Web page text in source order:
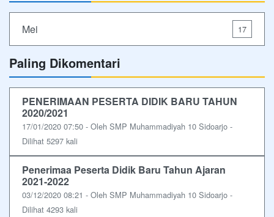
Mei 17
Paling Dikomentari
PENERIMAAN PESERTA DIDIK BARU TAHUN
2020/2021
17/01/2020 07:50 - Oleh SMP Muhammadiyah 10 Sidoarjo -
Dilihat 5297 kali
Penerimaa Peserta Didik Baru Tahun Ajaran
2021-2022
03/12/2020 08:21 - Oleh SMP Muhammadiyah 10 Sidoarjo -
Dilihat 4293 kali